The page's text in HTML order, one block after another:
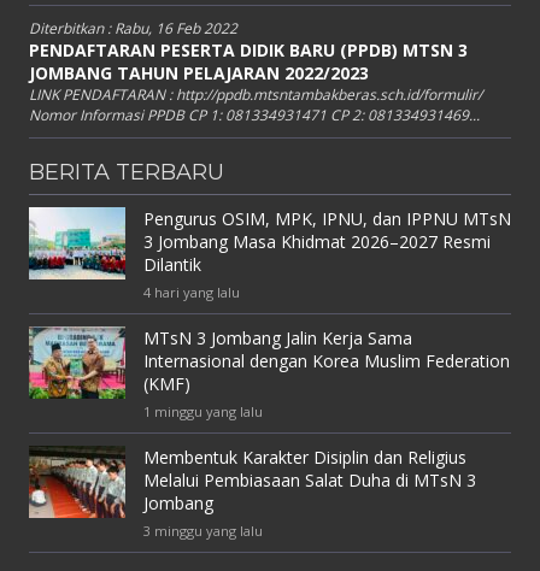
Diterbitkan :Rabu, 16 Feb 2022
PENDAFTARAN PESERTA DIDIK BARU (PPDB) MTSN 3
JOMBANG TAHUN PELAJARAN 2022/2023
LINK PENDAFTARAN : http://ppdb.mtsntambakberas.sch.id/formulir/
Nomor Informasi PPDB CP 1: 081334931471 CP 2: 081334931469...
BERITA TERBARU
Pengurus OSIM, MPK, IPNU, dan IPPNU MTsN
3 Jombang Masa Khidmat 2026–2027 Resmi
Dilantik
4 hari yang lalu
MTsN 3 Jombang Jalin Kerja Sama
Internasional dengan Korea Muslim Federation
(KMF)
1 minggu yang lalu
Membentuk Karakter Disiplin dan Religius
Melalui Pembiasaan Salat Duha di MTsN 3
Jombang
3 minggu yang lalu